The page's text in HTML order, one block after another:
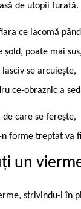
de utopii furată.
ce lacomă
poate mai sus,
se arcuiește,
ce-obraznic a
care se ferește,
forme treptat va
un
strivindu-l în